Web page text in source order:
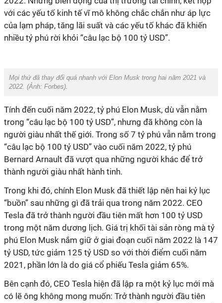
với các yếu tố kinh tế vĩ mô không chắc chắn như áp lực
của lạm pháp, tăng lãi suất và các yếu tố khác đã khiến
nhiều tỷ phú rời khỏi “câu lạc bộ 100 tỷ USD”.
Mọi thứ đã thay đổi quá nhanh với Elon Musk trong hai năm 2021 và
2022. (Ảnh: Forbes).
Tính đến cuối năm 2022, tỷ phú Elon Musk, dù vẫn nằm
trong “câu lạc bộ 100 tỷ USD”, nhưng đã không còn là
người giàu nhất thế giới. Trong số 7 tỷ phú vẫn nằm trong
“câu lạc bộ 100 tỷ USD” vào cuối năm 2022, tỷ phú
Bernard Arnault đã vượt qua những người khác để trở
thành người giàu nhất hành tinh.
Trong khi đó, chính Elon Musk đã thiết lập nên hai kỷ lục
“buồn” sau những gì đã trải qua trong năm 2022. CEO
Tesla đã trở thành người đầu tiên mất hơn 100 tỷ USD
trong một năm dương lịch. Giá trị khối tài sản ròng mà tỷ
phú Elon Musk nắm giữ ở giai đoạn cuối năm 2022 là 147
tỷ USD, tức giảm 125 tỷ USD so với thời điểm cuối năm
2021, phần lớn là do giá cổ phiếu Tesla giảm 65%.
Bên cạnh đó, CEO Tesla hiện đã lập ra một kỷ lục mới mà
có lẽ ông không mong muốn: Trở thành người đầu tiên